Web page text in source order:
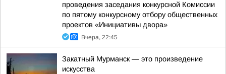
проведения заседания конкурсной Комиссии
по пятому конкурсному отбору общественных
проектов «Инициативы двора»
Вчера, 22:45
Закатный Мурманск — это произведение
искусства